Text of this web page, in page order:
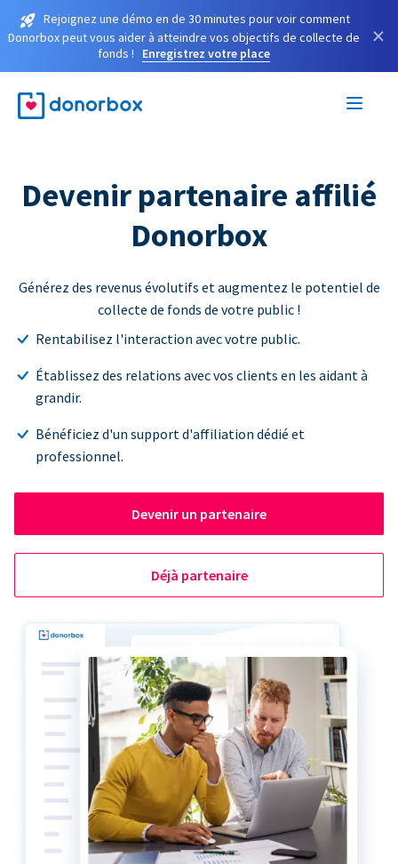
Rejoignez une démo en de 30 minutes pour voir comment
Donorbox peut vous aider à atteindre vos objectifs de collecte de
fonds !
Enregistrez votre place
×
Devenir partenaire affilié
Donorbox
Générez des revenus évolutifs et augmentez le potentiel de
collecte de fonds de votre public !
Rentabilisez l'interaction avec votre public.
Établissez des relations avec vos clients en les aidant à
grandir.
Bénéficiez d'un support d'affiliation dédié et
professionnel.
Devenir un partenaire
Déjà partenaire